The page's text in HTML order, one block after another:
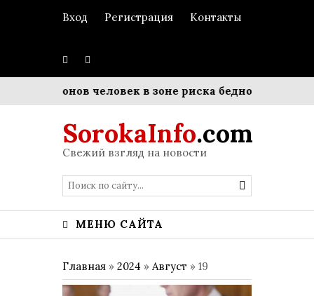
Вход Регистрация Контакты
человек в зоне риска бедности
SorokaInfo.com
Свежий взгляд на новости
МЕНЮ САЙТА
Главная » 2024 » Август » 19